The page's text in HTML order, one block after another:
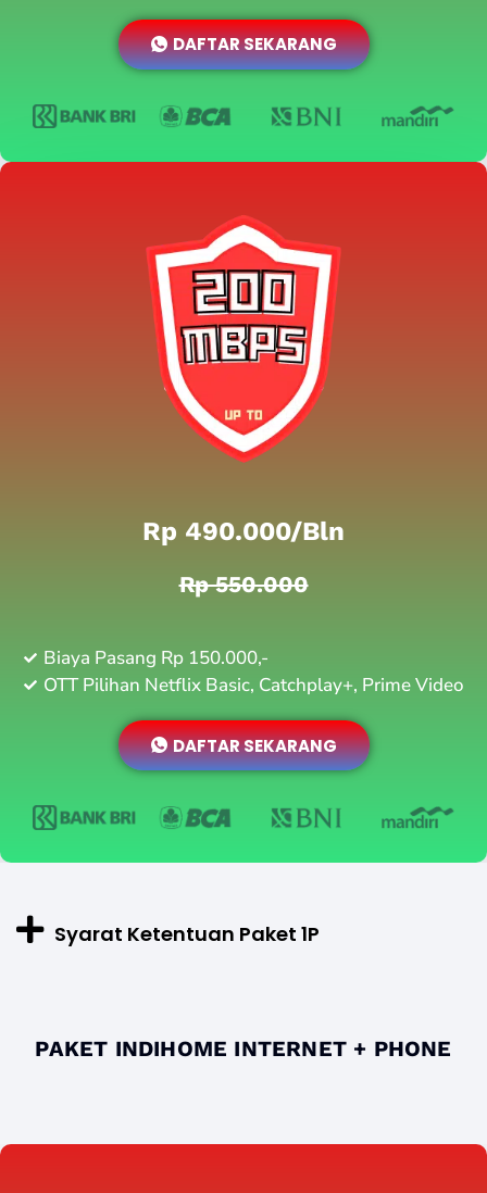
DAFTAR SEKARANG
Rp 490.000/bln
Rp 550.000
Biaya Pasang Rp 150.000,-
OTT Pilihan Netflix Basic, Catchplay+, Prime Video
DAFTAR SEKARANG
Syarat Ketentuan Paket 1P
PAKET INDIHOME INTERNET + PHONE